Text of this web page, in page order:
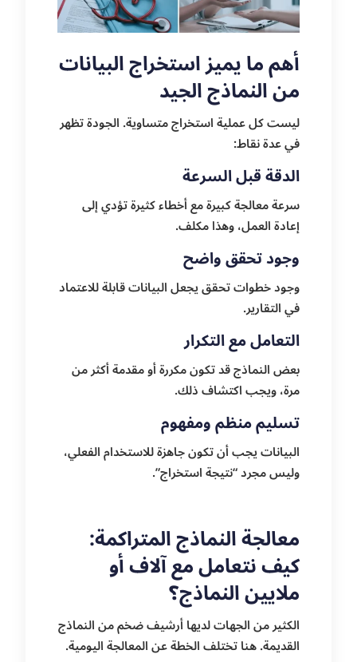
أهم ما يميز استخراج البيانات
من النماذج الجيد
ليست كل عملية استخراج متساوية. الجودة تظهر
في عدة نقاط:
الدقة قبل السرعة
سرعة معالجة كبيرة مع أخطاء كثيرة تؤدي إلى
إعادة العمل، وهذا مكلف.
وجود تحقق واضح
وجود خطوات تحقق يجعل البيانات قابلة للاعتماد
في التقارير.
التعامل مع التكرار
بعض النماذج قد تكون مكررة أو مقدمة أكثر من
مرة، ويجب اكتشاف ذلك.
تسليم منظم ومفهوم
البيانات يجب أن تكون جاهزة للاستخدام الفعلي،
وليس مجرد “نتيجة استخراج”.
معالجة النماذج المتراكمة:
كيف نتعامل مع آلاف أو
ملايين النماذج؟
الكثير من الجهات لديها أرشيف ضخم من النماذج
القديمة. هنا تختلف الخطة عن المعالجة اليومية.